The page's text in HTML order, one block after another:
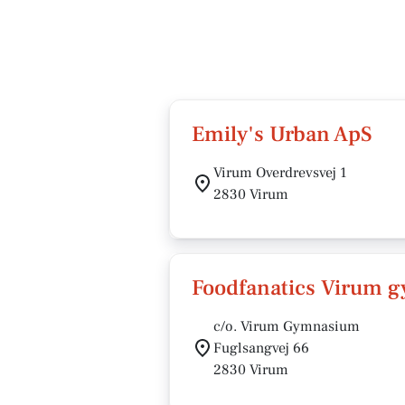
Emily's Urban ApS
Virum Overdrevsvej 1
2830 Virum
Foodfanatics Virum
c/o. Virum Gymnasium
Fuglsangvej 66
2830 Virum